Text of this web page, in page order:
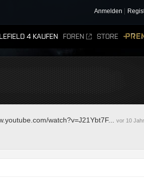
Anmelden
4 KAUFEN FOREN STORE
watch?v=J21Ybt7F... vor 10